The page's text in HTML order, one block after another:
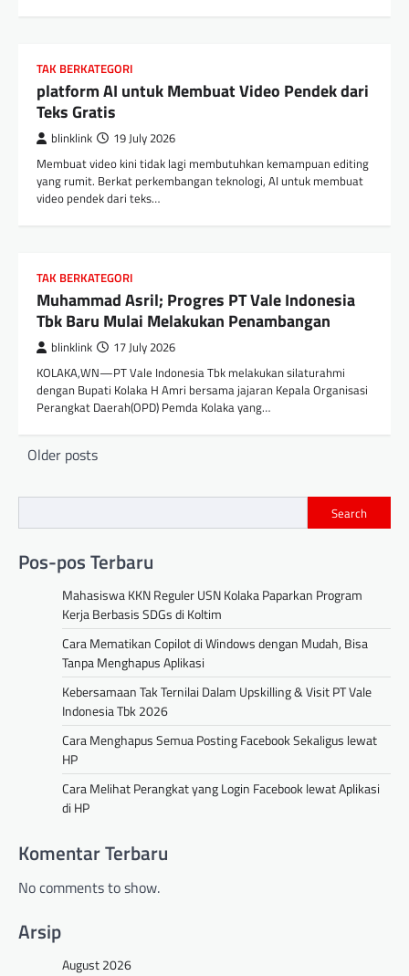
TAK BERKATEGORI
platform AI untuk Membuat Video Pendek dari
Teks Gratis
blinklink 19 July 2026
Membuat video kini tidak lagi membutuhkan kemampuan editing
yang rumit. Berkat perkembangan teknologi, AI untuk membuat
video pendek dari teks…
TAK BERKATEGORI
Muhammad Asril; Progres PT Vale Indonesia
Tbk Baru Mulai Melakukan Penambangan
blinklink 17 July 2026
KOLAKA,WN—PT Vale Indonesia Tbk melakukan silaturahmi
dengan Bupati Kolaka H Amri bersama jajaran Kepala Organisasi
Perangkat Daerah(OPD) Pemda Kolaka yang…
Posts
Older posts
Search
Pos-pos Terbaru
Mahasiswa KKN Reguler USN Kolaka Paparkan Program
Kerja Berbasis SDGs di Koltim
Cara Mematikan Copilot di Windows dengan Mudah, Bisa
Tanpa Menghapus Aplikasi
Kebersamaan Tak Ternilai Dalam Upskilling & Visit PT Vale
Indonesia Tbk 2026
Cara Menghapus Semua Posting Facebook Sekaligus lewat
HP
Cara Melihat Perangkat yang Login Facebook lewat Aplikasi
di HP
Komentar Terbaru
No comments to show.
Arsip
August 2026